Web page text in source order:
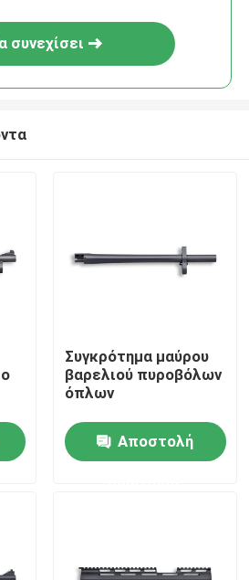
συνεχίσει
Συγκρότημα μαύρου
βαρελιού πυροβόλων
όπλων
Αποστολή